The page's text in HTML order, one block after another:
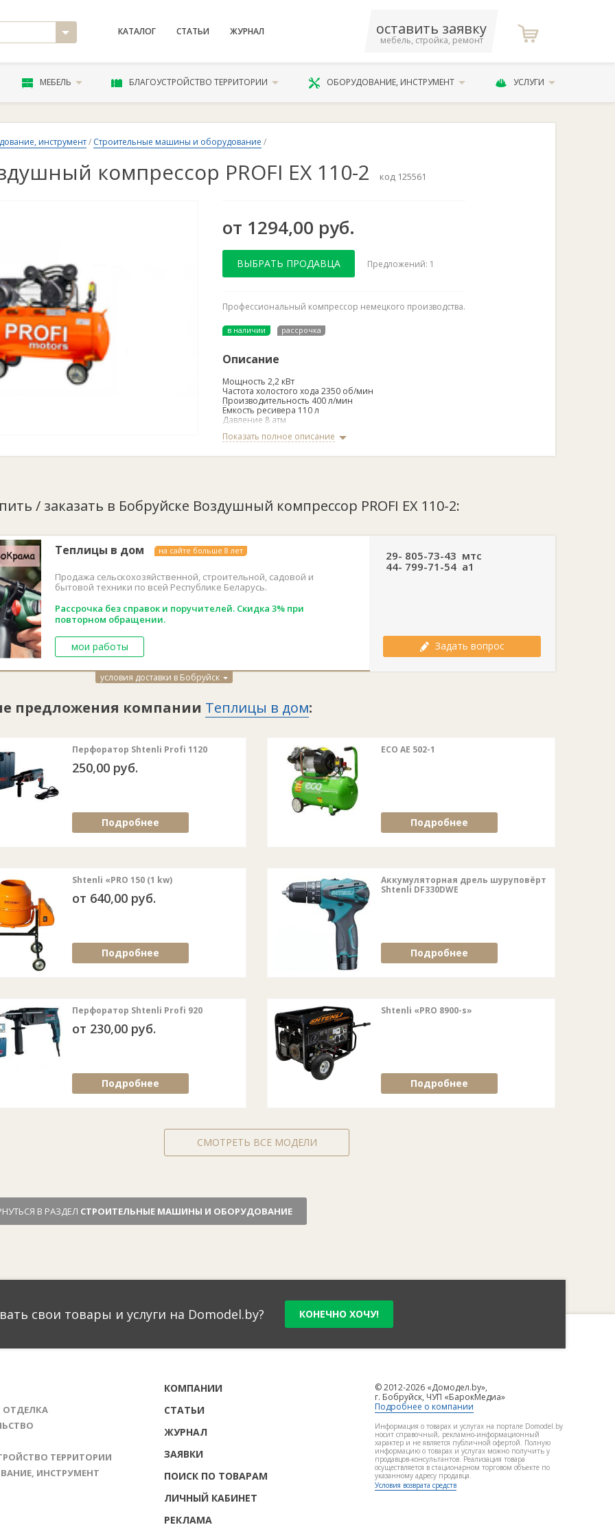
КАТАЛОГ СТАТЬИ ЖУРНАЛ оставить заявку
мебель, стройка, ремонт
МЕБЕЛЬ БЛАГОУСТРОЙСТВО ТЕРРИТОРИИ ОБОРУДОВАНИЕ, ИНСТРУМЕНТ УСЛУГИ
инструмент/ Строительные машины и оборудование /
компрессор PROFI EX 110-2 код 125561
от 1294,00 руб.
ВЫБРАТЬ ПРОДАВЦА Предложений: 1
Профессиональный компрессор немецкого производства.
в наличии рассрочка
Описание
Мощность 2,2 кВт
Частота холостого хода 2350 об/мин
Производительность 400 л/мин
Ёмкость ресивера 110 л
Давление 8 атм
Привод Прямой
Гарантия 12 месяцев
Показать полное описание
/ заказать в Бобруйске Воздушный компрессор PROFI EX 110-2:
Теплицы в дом на сайте больше 8 лет
Продажа сельскохозяйственной, строительной, садовой и
бытовой техники по всей Республике Беларусь.
Рассрочка без справок и поручителей. Скидка 3% при
повторном обращении.
мои работы
29- 805-73-43 мтс
44- 799-71-54 а1
Задать вопрос
условия доставки в Бобруйск
предложения компании Теплицы в дом:
Перфоратор Shtenli Profi 1120
250,00 руб.
Подробнее
ECO AE 502-1
Подробнее
Shtenli «PRO 150 (1 kw)
от 640,00 руб.
Подробнее
Аккумуляторная дрель шуруповёрт
Shtenli DF330DWE
Подробнее
Перфоратор Shtenli Profi 920
от 230,00 руб.
Подробнее
Shtenli «PRO 8900-s»
Подробнее
СМОТРЕТЬ ВСЕ МОДЕЛИ
В РАЗДЕЛ СТРОИТЕЛЬНЫЕ МАШИНЫ И ОБОРУДОВАНИЕ
свои товары и услуги на Domodel.by? КОНЕЧНО ХОЧУ!
ОТДЕЛКА
ТЕРРИТОРИИ
ИНСТРУМЕНТ
КОМПАНИИ
СТАТЬИ
ЖУРНАЛ
ЗАЯВКИ
ПОИСК ПО ТОВАРАМ
ЛИЧНЫЙ КАБИНЕТ
РЕКЛАМА
© 2012-2026 «Домодел.by»,
г. Бобруйск, ЧУП «БарокМедиа»
Подробнее о компании
Информация о товарах и услугах на портале Domodel.by
носит справочный, рекламно-информационный
характер и не является публичной офертой. Полную
информацию о товарах и услугах можно получить у
продавцов-консультантов. Реализация товара
осуществляется в стационарном торговом объекте по
указанному адресу продавца.
Условия возврата средств